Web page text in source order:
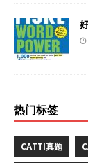
热门标签
CATTI真题